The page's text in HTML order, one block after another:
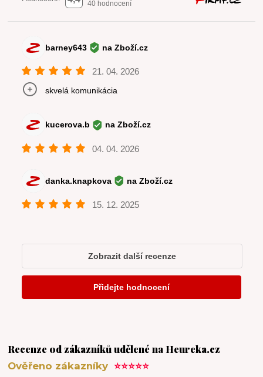
Recenze od zákazníků udělené na Heureka.cz
Ověřeno zákazníky⭐⭐⭐⭐⭐